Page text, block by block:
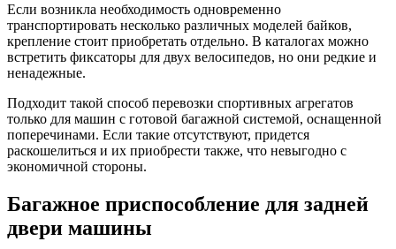
Если возникла необходимость одновременно
транспортировать несколько различных моделей байков,
крепление стоит приобретать отдельно. В каталогах можно
встретить фиксаторы для двух велосипедов, но они редкие и
ненадежные.
Подходит такой способ перевозки спортивных агрегатов
только для машин с готовой багажной системой, оснащенной
поперечинами. Если такие отсутствуют, придется
раскошелиться и их приобрести также, что невыгодно с
экономичной стороны.
Багажное приспособление для задней
двери машины